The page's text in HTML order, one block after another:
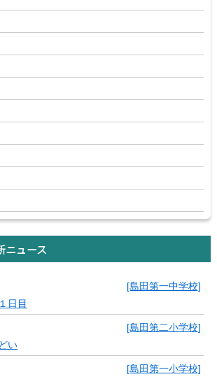
ニュース
[島田第一中学校]
日目
[島田第二小学校]
い
[島田第一小学校]